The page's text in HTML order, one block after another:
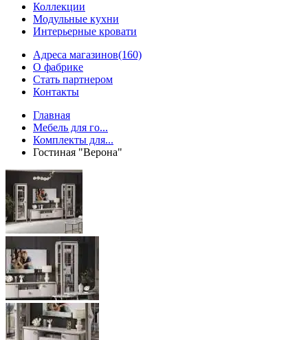
Коллекции
Модульные кухни
Интерьерные кровати
Адреса магазинов(160)
О фабрике
Стать партнером
Контакты
Главная
Мебель для го...
Комплекты для...
Гостиная "Верона"